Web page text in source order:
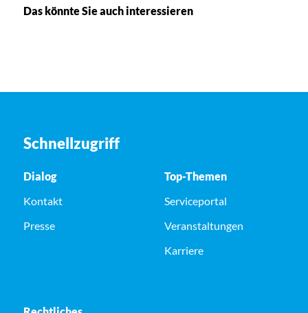
Das könnte Sie auch interessieren
Schnellzugriff
Dialog
Kontakt
Presse
Top-Themen
Serviceportal
Veranstaltungen
Karriere